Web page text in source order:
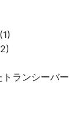
ランシーバー